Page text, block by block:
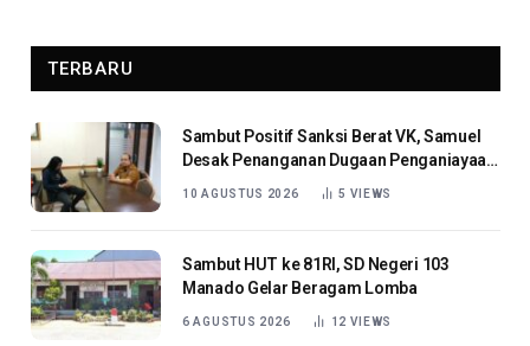
TERBARU
Sambut Positif Sanksi Berat VK, Samuel
Desak Penanganan Dugaan Penganiayaan
10 AGUSTUS 2026 5 VIEWS
Sambut HUT ke 81RI, SD Negeri 103
Manado Gelar Beragam Lomba
6 AGUSTUS 2026 12 VIEWS